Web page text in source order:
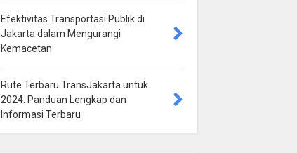
Efektivitas Transportasi Publik di
Jakarta dalam Mengurangi
Kemacetan
Rute Terbaru TransJakarta untuk
2024: Panduan Lengkap dan
Informasi Terbaru